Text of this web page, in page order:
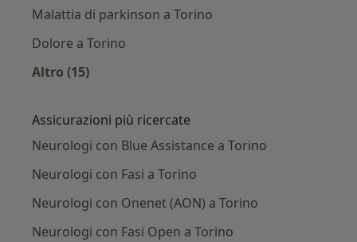
Malattia di parkinson a Torino
Dolore a Torino
Altro (15)
Assicurazioni più ricercate
Neurologi con Blue Assistance a Torino
Neurologi con Fasi a Torino
Neurologi con Onenet (AON) a Torino
Neurologi con Fasi Open a Torino